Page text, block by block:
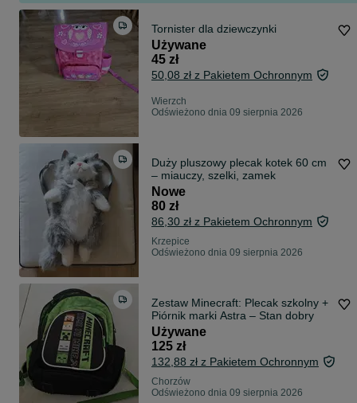
Tornister dla dziewczynki
Używane
45 zł
50,08 zł z Pakietem Ochronnym
Wierzch
Odświeżono dnia 09 sierpnia 2026
Duży pluszowy plecak kotek 60 cm
– miauczy, szelki, zamek
Nowe
80 zł
86,30 zł z Pakietem Ochronnym
Krzepice
Odświeżono dnia 09 sierpnia 2026
Zestaw Minecraft: Plecak szkolny +
Piórnik marki Astra – Stan dobry
Używane
125 zł
132,88 zł z Pakietem Ochronnym
Chorzów
Odświeżono dnia 09 sierpnia 2026